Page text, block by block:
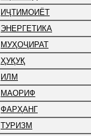
ИҶТИМОИЁТ
ЭНЕРГЕТИКА
МУҲОҶИРАТ
ҲУҚУҚ
ИЛМ
МАОРИФ
ФАРҲАНГ
ТУРИЗМ